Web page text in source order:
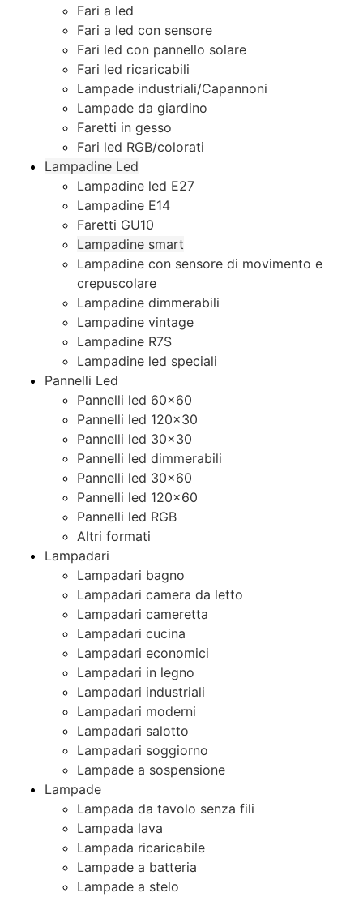
Fari a led
Fari a led con sensore
Fari led con pannello solare
Fari led ricaricabili
Lampade industriali/Capannoni
Lampade da giardino
Faretti in gesso
Fari led RGB/colorati
Lampadine Led
Lampadine led E27
Lampadine E14
Faretti GU10
Lampadine smart
Lampadine con sensore di movimento e
crepuscolare
Lampadine dimmerabili
Lampadine vintage
Lampadine R7S
Lampadine led speciali
Pannelli Led
Pannelli led 60×60
Pannelli led 120×30
Pannelli led 30×30
Pannelli led dimmerabili
Pannelli led 30×60
Pannelli led 120×60
Pannelli led RGB
Altri formati
Lampadari
Lampadari bagno
Lampadari camera da letto
Lampadari cameretta
Lampadari cucina
Lampadari economici
Lampadari in legno
Lampadari industriali
Lampadari moderni
Lampadari salotto
Lampadari soggiorno
Lampade a sospensione
Lampade
Lampada da tavolo senza fili
Lampada lava
Lampada ricaricabile
Lampade a batteria
Lampade a stelo